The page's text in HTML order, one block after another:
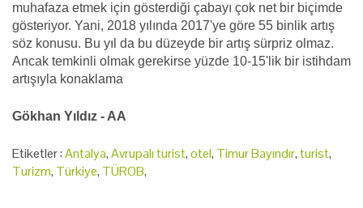
muhafaza etmek için gösterdiği çabayı çok net bir biçimde
gösteriyor. Yani, 2018 yılında 2017'ye göre 55 binlik artış
söz konusu. Bu yıl da bu düzeyde bir artış sürpriz olmaz.
Ancak temkinli olmak gerekirse yüzde 10-15'lik bir istihdam
artışıyla konaklama
Gökhan Yıldız - AA
Etiketler :Antalya,Avrupalı turist,otel, Timur Bayındır,turist,
Turizm, Türkiye, TÜROB,